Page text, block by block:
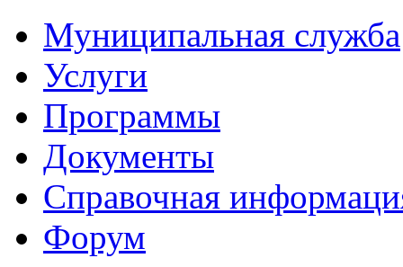
Муниципальная служба
Услуги
Программы
Документы
Справочная
Форум